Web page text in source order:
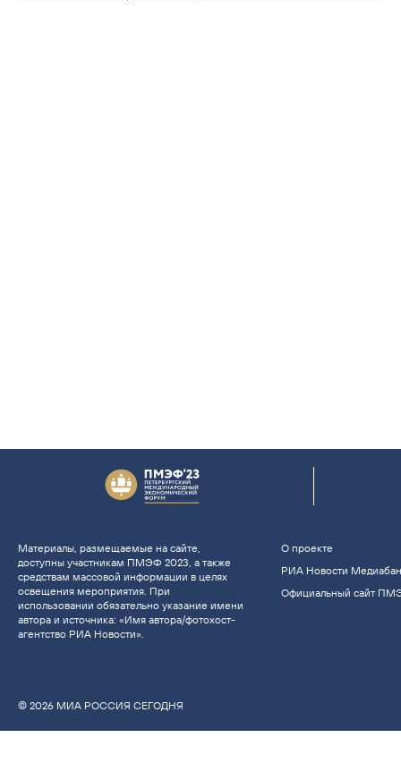
Материалы, размещаемые на сайте,
доступны участникам ПМЭФ 2023, а также
средствам массовой информации в целях
освещения мероприятия. При
использовании обязательно указание имени
автора и источника: «Имя автора/фотохост-
агентство РИА Новости».
О проекте
РИА Новости
Официальный сайт
© 2026 МИА РОССИЯ СЕГОДНЯ